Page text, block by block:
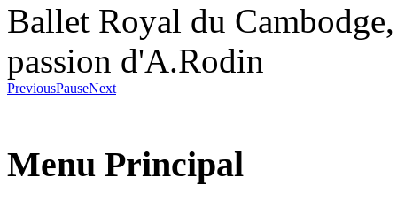
Ballet Royal du
passion d'A.Rodin
PreviousPauseNext
Menu Principal